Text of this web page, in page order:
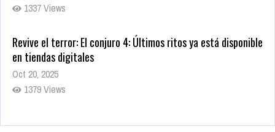
1337 Views
Revive el terror: El conjuro 4: Últimos ritos ya está disponible
en tiendas digitales
Oct 20, 2025
1379 Views
Warner Bros. lleva a las tiendas digitales su racha de